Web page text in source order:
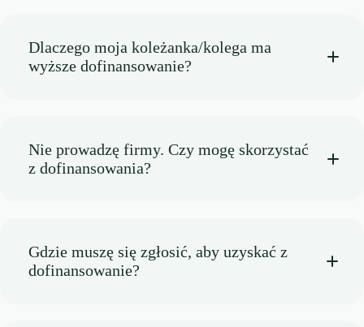
Dlaczego moja koleżanka/kolega ma
wyższe dofinansowanie?
Nie prowadzę firmy. Czy mogę skorzystać
z dofinansowania?
Gdzie muszę się zgłosić, aby uzyskać z
dofinansowanie?